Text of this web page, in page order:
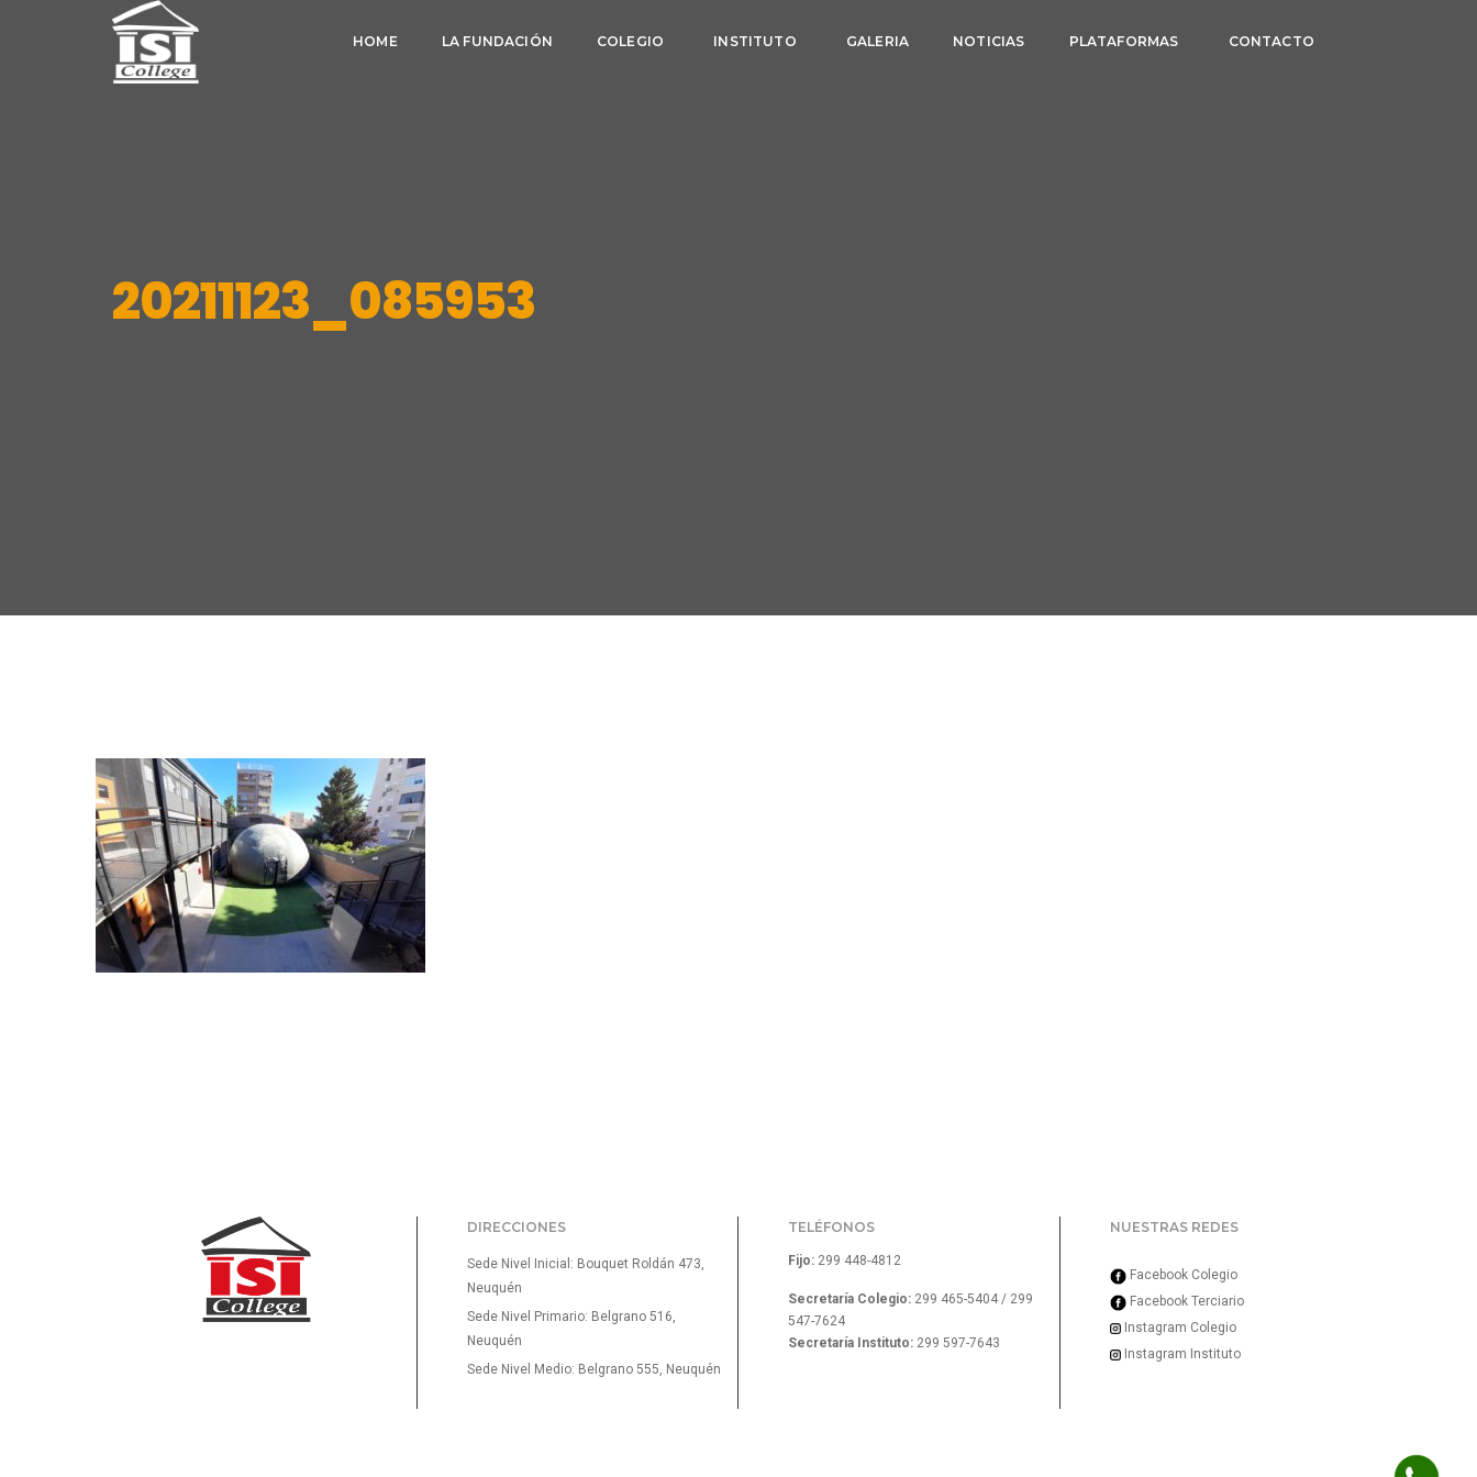
HOME LA FUNDACIÓN COLEGIO INSTITUTO GALERIA NOTICIAS PLATAFORMAS CONTACTO
20211123_085953
DIRECCIONES
Sede Nivel Inicial: Bouquet Roldán 473,
Neuquén
Sede Nivel Primario: Belgrano 516,
Neuquén
Sede Nivel Medio: Belgrano 555, Neuquén
TELÉFONOS
Fijo: 299 448-4812
Secretaría Colegio: 299 465-5404 / 299
547-7624
Secretaría Instituto: 299 597-7643
NUESTRAS REDES
Facebook Colegio
Facebook Terciario
Instagram Colegio
Instagram Instituto